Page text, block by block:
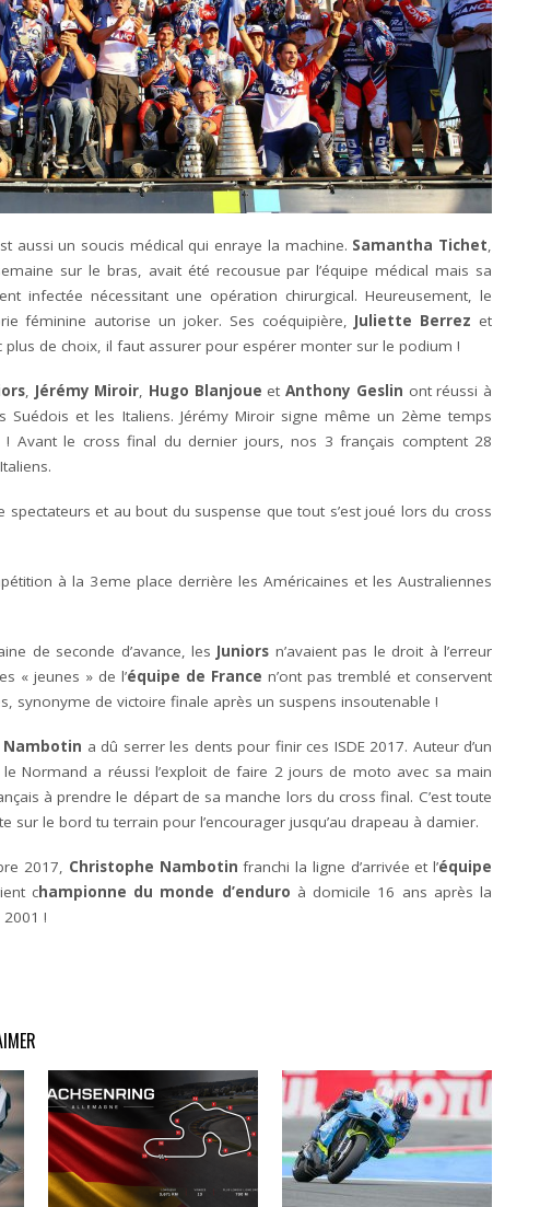
aussi un soucis médical qui enraye la machine. Samantha Tichet,
sur le bras, avait été recousue par l’équipe médical mais sa
infectée nécessitant une opération chirurgical. Heureusement, le
féminine autorise un joker. Ses coéquipière, Juliette Berrez et
plus de choix, il faut assurer pour espérer monter sur le podium !
, Jérémy Miroir, Hugo Blanjoue etAnthony Geslin ont réussi à
Suédois et les Italiens. Jérémy Miroir signe même un 2ème temps
! Avant le cross final du dernier jours, nos 3 français comptent 28
spectateurs et au bout du suspense que tout s’est joué lors du cross
à la 3eme place derrière les Américaines et les Australiennes
de seconde d’avance, les Juniors n’avaient pas le droit à l’erreur
« jeunes » de l’équipe de France n’ont pas tremblé et conservent
synonyme de victoire finale après un suspens insoutenable !
Nambotin a dû serrer les dents pour finir ces ISDE 2017. Auteur d’un
Normand a réussi l’exploit de faire 2 jours de moto avec sa main
à prendre le départ de sa manche lors du cross final. C’est toute
sur le bord tu terrain pour l’encourager jusqu’au drapeau à damier.
2017, Christophe Nambotin franchi la ligne d’arrivée et l’équipe
championne du monde d’enduro à domicile 16 ans après la
!